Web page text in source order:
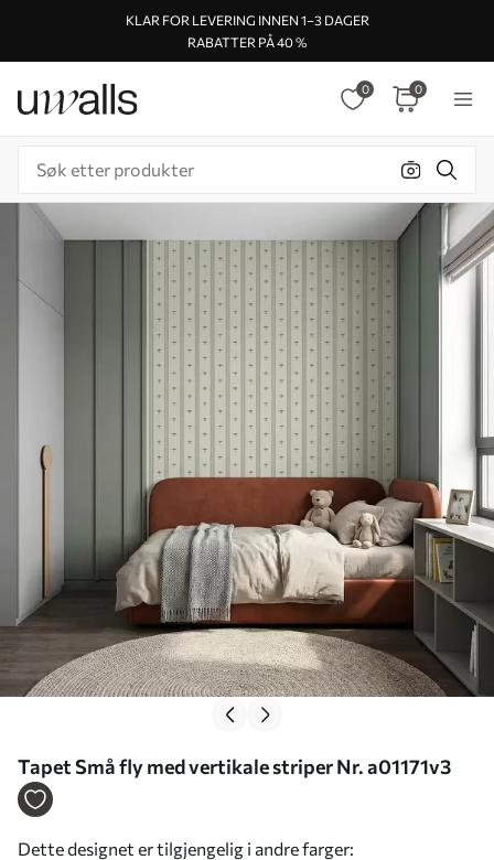
KLAR FOR LEVERING INNEN 1–3 DAGER
RABATTER PÅ 40 %
0 0
Tapet Små fly med vertikale striper Nr. a01171v3
Dette designet er tilgjengelig i andre farger: